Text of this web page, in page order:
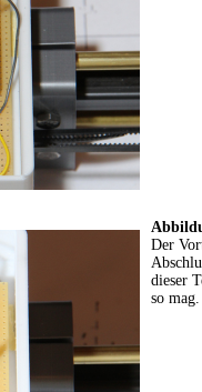
Der
dieser
so mag.